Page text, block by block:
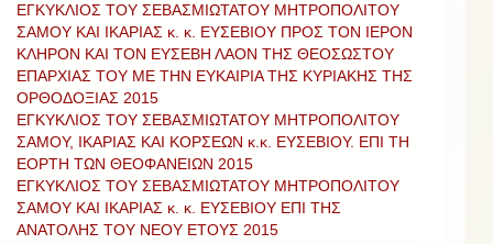
ΕΓΚΥΚΛΙΟΣ ΤΟΥ ΣΕΒΑΣΜΙΩΤΑΤΟΥ ΜΗΤΡΟΠΟΛΙΤΟΥ
ΣΑΜΟΥ ΚΑΙ ΙΚΑΡΙΑΣ κ. κ. ΕΥΣΕΒΙΟΥ ΠΡΟΣ ΤΟΝ ΙΕΡΟΝ
ΚΛΗΡΟΝ ΚΑΙ ΤΟΝ ΕΥΣΕΒΗ ΛΑΟΝ ΤΗΣ ΘΕΟΣΩΣΤΟΥ
ΕΠΑΡΧΙΑΣ ΤΟΥ ΜΕ ΤΗΝ ΕΥΚΑΙΡΙΑ ΤΗΣ ΚΥΡΙΑΚΗΣ ΤΗΣ
ΟΡΘΟΔΟΞΙΑΣ 2015
ΕΓΚΥΚΛΙΟΣ ΤΟΥ ΣΕΒΑΣΜΙΩΤΑΤΟΥ ΜΗΤΡΟΠΟΛΙΤΟΥ
ΣΑΜΟΥ, ΙΚΑΡΙΑΣ ΚΑΙ ΚΟΡΣΕΩΝ κ.κ. ΕΥΣΕΒΙΟΥ. ΕΠΙ ΤΗ
ΕΟΡΤΗ ΤΩΝ ΘΕΟΦΑΝΕΙΩΝ 2015
ΕΓΚΥΚΛΙΟΣ ΤΟΥ ΣΕΒΑΣΜΙΩΤΑΤΟΥ ΜΗΤΡΟΠΟΛΙΤΟΥ
ΣΑΜΟΥ ΚΑΙ ΙΚΑΡΙΑΣ κ. κ. ΕΥΣΕΒΙΟΥ ΕΠΙ ΤΗΣ
ΑΝΑΤΟΛΗΣ ΤΟΥ ΝΕΟΥ ΕΤΟΥΣ 2015